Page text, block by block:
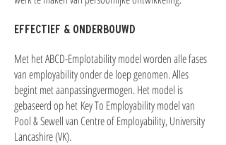
EFFECTIEF & ONDERBOUWD
Met het ABCD-Emplotability model worden alle fases
van employability onder de loep genomen. Alles
begint met aanpassingvermogen. Het model is
gebaseerd op het ​Key To Employability model van
Pool & Sewell van Centre of Employability, University
Lancashire (VK).